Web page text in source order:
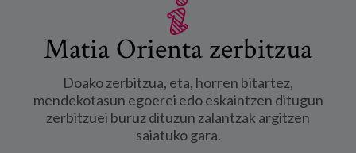
Matia Orienta zerbitzua
Doako zerbitzua, eta, horren bitartez,
mendekotasun egoerei edo eskaintzen ditugun
zerbitzuei buruz dituzun zalantzak argitzen
saiatuko gara.